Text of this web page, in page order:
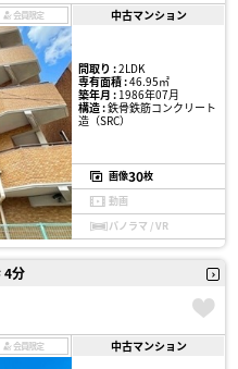
会員限定 中古マンション
間取り :2LDK
専有面積 :46.95㎡
築年月 :1986年07月
構造 :鉄骨鉄筋コンクリート
造（SRC）
画像30枚
動画
パノラマ / VR
4分
会員限定 中古マンション